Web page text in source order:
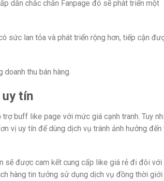
dẫn chắc chắn Fanpage đó sẽ phát triển một
sức lan tỏa và phát triển rộng hơn, tiếp cận
thu bán hàng.
tín
buff like page với mức giá cạnh tranh. Tuy
vị uy tín để dùng dịch vụ tránh ảnh hưởng đến
được cam kết cung cấp like giá rẻ đi đôi với
hàng tin tưởng sử dụng dịch vụ đồng thời giới